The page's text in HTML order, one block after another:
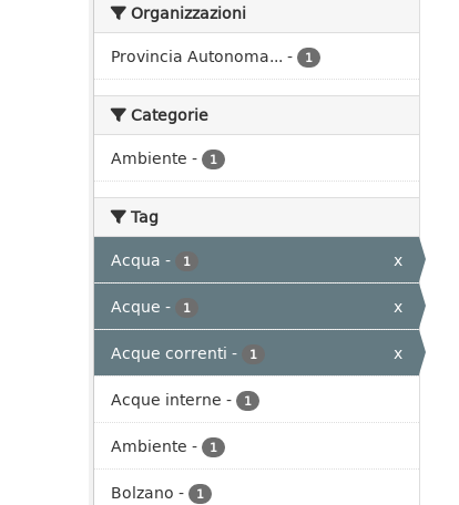
Organizzazioni
Provincia Autonoma... - 1
Categorie
Ambiente - 1
Tag
Acqua - 1
x
Acque - 1
x
Acque correnti - 1
x
Acque interne - 1
Ambiente - 1
Bolzano - 1